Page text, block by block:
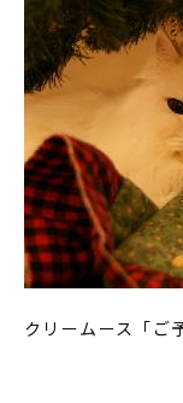
クリームース「ご